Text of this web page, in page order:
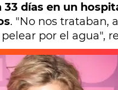
33 días en un
. "No nos trataban,
por el agua",